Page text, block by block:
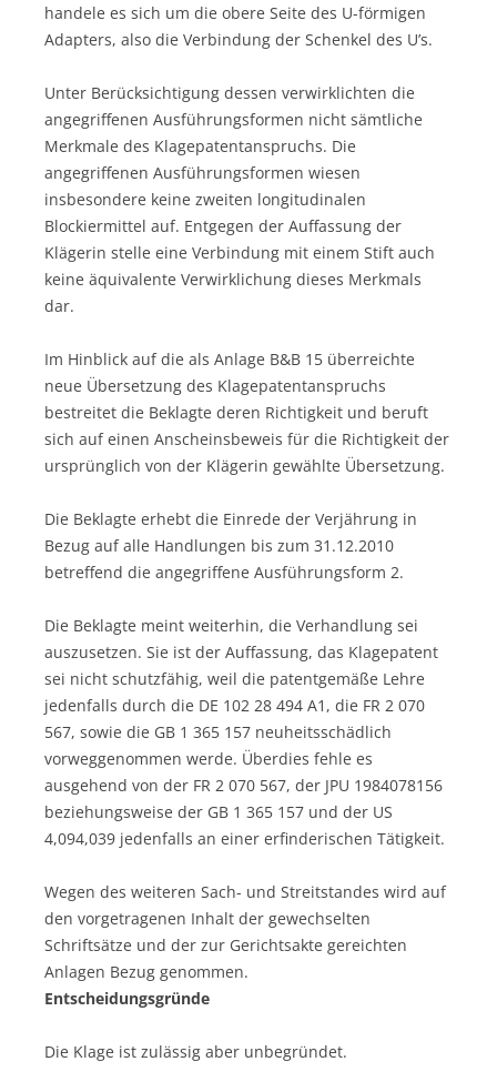
handele es sich um die obere Seite des U-förmigen
Adapters, also die Verbindung der Schenkel des U’s.
Unter Berücksichtigung dessen verwirklichten die
angegriffenen Ausführungsformen nicht sämtliche
Merkmale des Klagepatentanspruchs. Die
angegriffenen Ausführungsformen wiesen
insbesondere keine zweiten longitudinalen
Blockiermittel auf. Entgegen der Auffassung der
Klägerin stelle eine Verbindung mit einem Stift auch
keine äquivalente Verwirklichung dieses Merkmals
dar.
Im Hinblick auf die als Anlage B&B 15 überreichte
neue Übersetzung des Klagepatentanspruchs
bestreitet die Beklagte deren Richtigkeit und beruft
sich auf einen Anscheinsbeweis für die Richtigkeit der
ursprünglich von der Klägerin gewählte Übersetzung.
Die Beklagte erhebt die Einrede der Verjährung in
Bezug auf alle Handlungen bis zum 31.12.2010
betreffend die angegriffene Ausführungsform 2.
Die Beklagte meint weiterhin, die Verhandlung sei
auszusetzen. Sie ist der Auffassung, das Klagepatent
sei nicht schutzfähig, weil die patentgemäße Lehre
jedenfalls durch die DE 102 28 494 A1, die FR 2 070
567, sowie die GB 1 365 157 neuheitsschädlich
vorweggenommen werde. Überdies fehle es
ausgehend von der FR 2 070 567, der JPU 1984078156
beziehungsweise der GB 1 365 157 und der US
4,094,039 jedenfalls an einer erfinderischen Tätigkeit.
Wegen des weiteren Sach- und Streitstandes wird auf
den vorgetragenen Inhalt der gewechselten
Schriftsätze und der zur Gerichtsakte gereichten
Anlagen Bezug genommen.
Entscheidungsgründe
Die Klage ist zulässig aber unbegründet.